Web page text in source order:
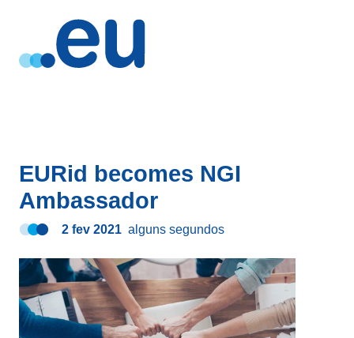
EURid becomes NGI
Ambassador
2 fev 2021 alguns segundos